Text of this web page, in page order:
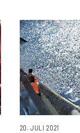
20. JULI 2021